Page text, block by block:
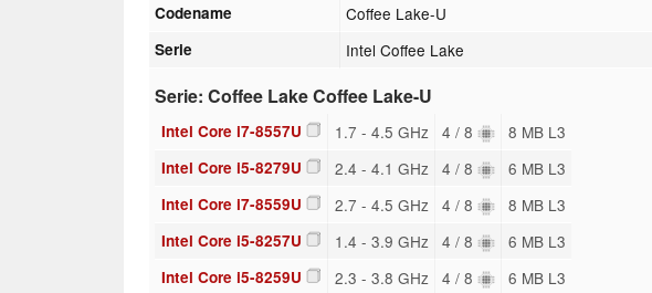
Codename Coffee Lake-U
Serie Intel Coffee Lake
Serie: Coffee Lake Coffee Lake-U
Intel Core i7-8557U 1.7 - 4.5 GHz 4 / 8 8 MB L3
Intel Core i5-8279U 2.4 - 4.1 GHz 4 / 8 6 MB L3
Intel Core i7-8559U 2.7 - 4.5 GHz 4 / 8 8 MB L3
Intel Core i5-8257U 1.4 - 3.9 GHz 4 / 8 6 MB L3
Intel Core i5-8259U 2.3 - 3.8 GHz 4 / 8 6 MB L3